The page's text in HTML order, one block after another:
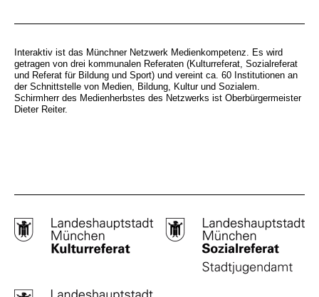
Interaktiv ist das Münchner Netzwerk Medienkompetenz. Es wird
getragen von drei kommunalen Referaten (Kulturreferat, Sozialreferat
und Referat für Bildung und Sport) und vereint ca. 60 Institutionen an
der Schnittstelle von Medien, Bildung, Kultur und Sozialem.
Schirmherr des Medienherbstes des Netzwerks ist Oberbürgermeister
Dieter Reiter.